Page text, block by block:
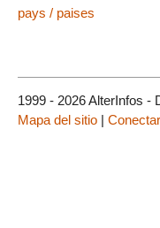
pays / paises
1999 - 2026 AlterInfos -
Mapa del sitio |